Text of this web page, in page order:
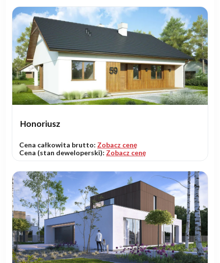
Honoriusz
Cena całkowita brutto: Zobacz cenę
Cena (stan deweloperski): Zobacz cenę